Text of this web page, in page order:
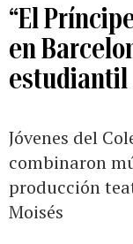
“El
en
estudiantil
Jóvenes del
combinaron
producción
Moisés